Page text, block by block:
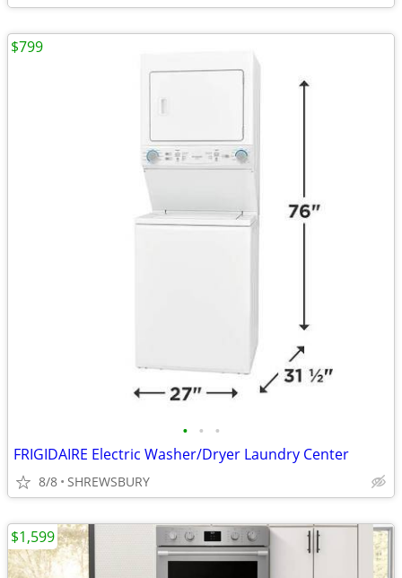
• • •
FRIGIDAIRE Electric Washer/Dryer Laundry Center
8/8 SHREWSBURY
$799
$1,599